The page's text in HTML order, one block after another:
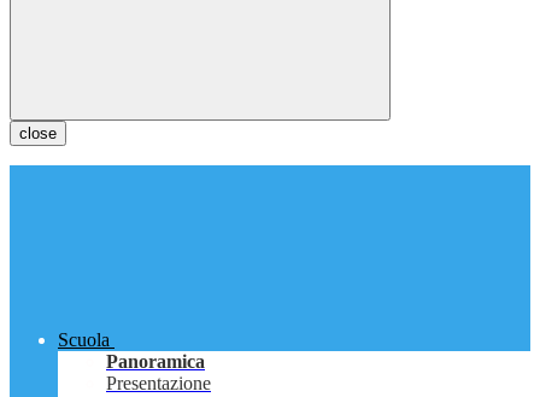
close
Scuola
Panoramica
Presentazione